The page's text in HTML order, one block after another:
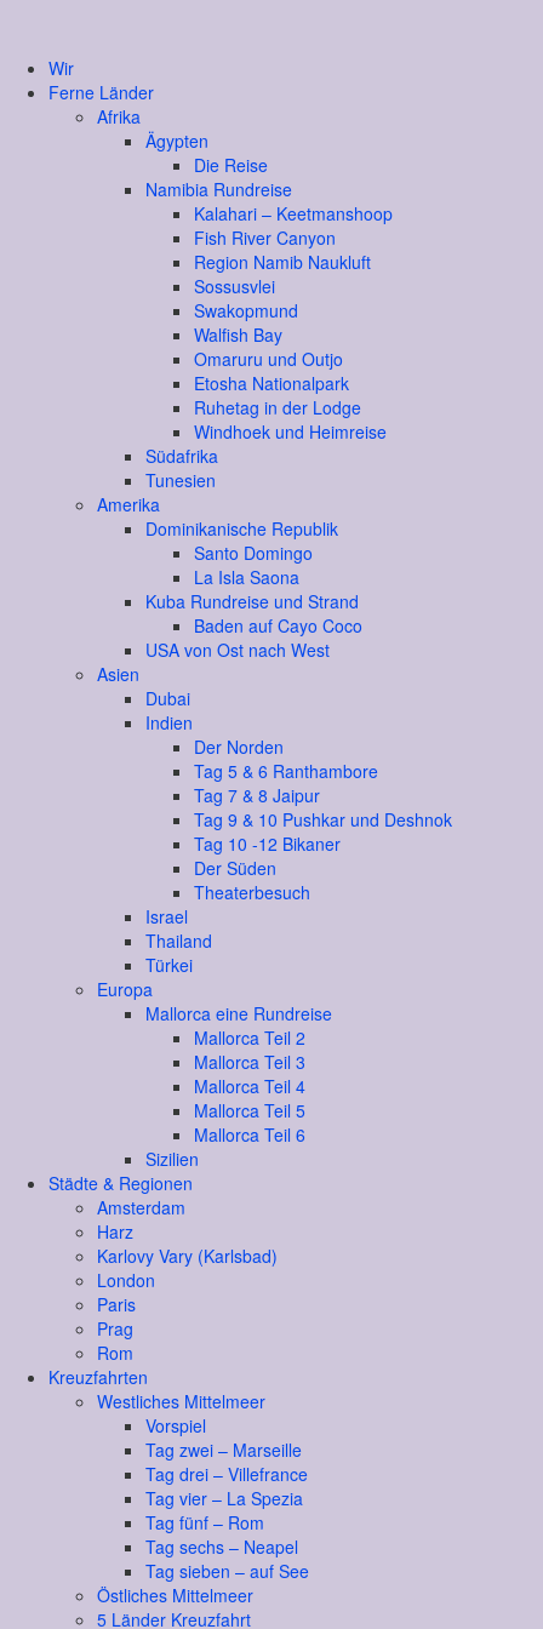
Wir
Ferne Länder
Afrika
Ägypten
Die Reise
Namibia Rundreise
Kalahari – Keetmanshoop
Fish River Canyon
Region Namib Naukluft
Sossusvlei
Swakopmund
Walfish Bay
Omaruru und Outjo
Etosha Nationalpark
Ruhetag in der Lodge
Windhoek und Heimreise
Südafrika
Tunesien
Amerika
Dominikanische Republik
Santo Domingo
La Isla Saona
Kuba Rundreise und Strand
Baden auf Cayo Coco
USA von Ost nach West
Asien
Dubai
Indien
Der Norden
Tag 5 & 6 Ranthambore
Tag 7 & 8 Jaipur
Tag 9 & 10 Pushkar und Deshnok
Tag 10 -12 Bikaner
Der Süden
Theaterbesuch
Israel
Thailand
Türkei
Europa
Mallorca eine Rundreise
Mallorca Teil 2
Mallorca Teil 3
Mallorca Teil 4
Mallorca Teil 5
Mallorca Teil 6
Sizilien
Städte & Regionen
Amsterdam
Harz
Karlovy Vary (Karlsbad)
London
Paris
Prag
Rom
Kreuzfahrten
Westliches Mittelmeer
Vorspiel
Tag zwei – Marseille
Tag drei – Villefrance
Tag vier – La Spezia
Tag fünf – Rom
Tag sechs – Neapel
Tag sieben – auf See
Östliches Mittelmeer
5 Länder Kreuzfahrt